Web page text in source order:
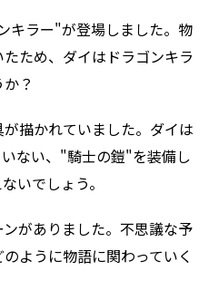
キラー"が登場しました。物
ため、ダイはドラゴンキラ
？
描かれていました。ダイは
ない、"騎士の鎧"を装備し
いでしょう。
がありました。不思議な予
ように物語に関わっていく